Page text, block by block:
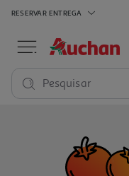
RESERVAR ENTREGA
Pesquisar